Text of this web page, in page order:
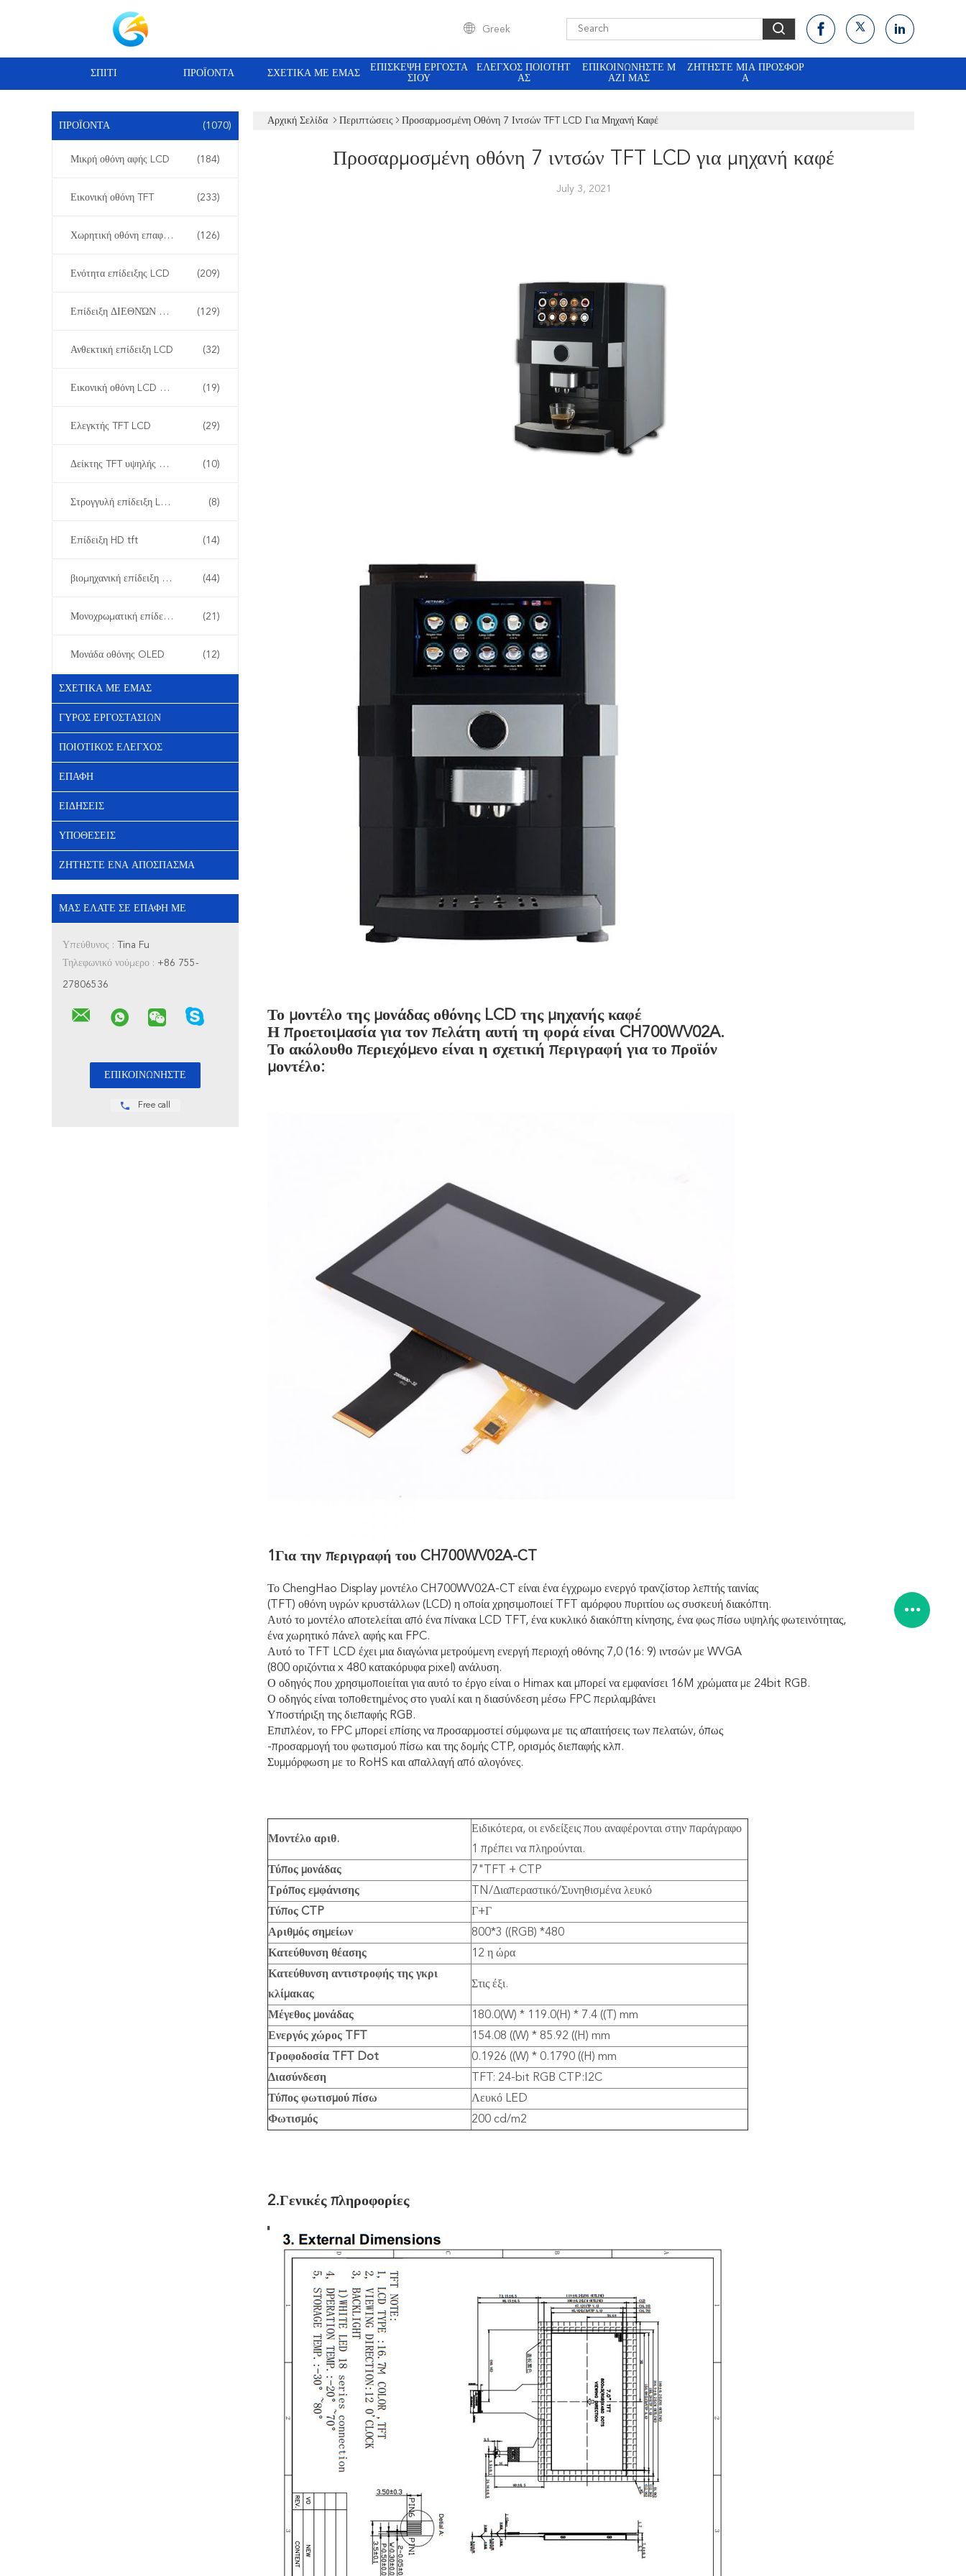
Greek
ΣΠΊΤΙ ΠΡΟΪΌΝΤΑ ΣΧΕΤΙΚΆ ΜΕ ΕΜΆΣ
ΕΠΙΣΚΕΨΉ ΕΡΓΟΣΤΑ
ΣΊΟΥ
ΈΛΕΓΧΟΣ ΠΟΙΌΤΗΤ
ΑΣ
ΕΠΙΚΟΙΝΩΝΉΣΤΕ Μ
ΑΖΊ ΜΑΣ
ΖΗΤΉΣΤΕ ΜΙΑ ΠΡΟΣΦΟΡ
Ά
ΠΡΟΪΌΝΤΑ (1070)
Μικρή οθόνη αφής LCD (184)
Εικονική οθόνη TFT (233)
Χωρητική οθόνη επαφής TFT LCD (126)
Ενότητα επίδειξης LCD (209)
Επίδειξη ΔΙΕΘΝΏΝ ΕΙΔΗΣΕΟΓΡΑΦΙΚΏΝ ΠΡΑΚΤΟΡΕΊΩΝ LCD (129)
Ανθεκτική επίδειξη LCD (32)
Εικονική οθόνη LCD TFT (19)
Ελεγκτής TFT LCD (29)
Δείκτης TFT υψηλής φωτεινότητας (10)
Στρογγυλή επίδειξη LCD (8)
Επίδειξη HD tft (14)
βιομηχανική επίδειξη LCD (44)
Μονοχρωματική επίδειξη LCD (21)
Μονάδα οθόνης OLED (12)
ΣΧΕΤΙΚΆ ΜΕ ΕΜΆΣ
ΓΎΡΟΣ ΕΡΓΟΣΤΑΣΊΩΝ
ΠΟΙΟΤΙΚΌΣ ΈΛΕΓΧΟΣ
ΕΠΑΦΉ
ΕΙΔΉΣΕΙΣ
ΥΠΟΘΈΣΕΙΣ
ΖΗΤΉΣΤΕ ΈΝΑ ΑΠΌΣΠΑΣΜΑ
ΜΑΣ ΕΛΆΤΕ ΣΕ ΕΠΑΦΉ ΜΕ
Υπεύθυνος : Tina Fu
Τηλεφωνικό νούμερο : +86 755-
27806536
Free call
Αρχική Σελίδα Περιπτώσεις Προσαρμοσμένη Οθόνη 7 Ιντσών TFT LCD Για Μηχανή Καφέ
Προσαρμοσμένη οθόνη 7 ιντσών TFT LCD για μηχανή καφέ
July 3, 2021
Το μοντέλο της μονάδας οθόνης LCD της μηχανής καφέ
Η προετοιμασία για τον πελάτη αυτή τη φορά είναι CH700WV02A.
Το ακόλουθο περιεχόμενο είναι η σχετική περιγραφή για το προϊόν
μοντέλο:
1Για την περιγραφή του CH700WV02A-CT
Το ChengHao Display μοντέλο CH700WV02A-CT είναι ένα έγχρωμο ενεργό τρανζίστορ λεπτής ταινίας
(TFT) οθόνη υγρών κρυστάλλων (LCD) η οποία χρησιμοποιεί TFT αμόρφου πυριτίου ως συσκευή διακόπτη.
Αυτό το μοντέλο αποτελείται από ένα πίνακα LCD TFT, ένα κυκλικό διακόπτη κίνησης, ένα φως πίσω υψηλής φωτεινότητας,
ένα χωρητικό πάνελ αφής και FPC.
Αυτό το TFT LCD έχει μια διαγώνια μετρούμενη ενεργή περιοχή οθόνης 7,0 (16: 9) ιντσών με WVGA
(800 οριζόντια x 480 κατακόρυφα pixel) ανάλυση.
Ο οδηγός που χρησιμοποιείται για αυτό το έργο είναι ο Himax και μπορεί να εμφανίσει 16M χρώματα με 24bit RGB.
Ο οδηγός είναι τοποθετημένος στο γυαλί και η διασύνδεση μέσω FPC περιλαμβάνει
Υποστήριξη της διεπαφής RGB.
Επιπλέον, το FPC μπορεί επίσης να προσαρμοστεί σύμφωνα με τις απαιτήσεις των πελατών, όπως
-προσαρμογή του φωτισμού πίσω και της δομής CTP, ορισμός διεπαφής κλπ.
Συμμόρφωση με το RoHS και απαλλαγή από αλογόνες.
Μοντέλο αριθ.
Ειδικότερα, οι ενδείξεις που αναφέρονται στην παράγραφο
1 πρέπει να πληρούνται.
Τύπος μονάδας
7"TFT + CTP
Τρόπος εμφάνισης
TN/Διαπεραστικό/Συνηθισμένα λευκό
Τύπος CTP
Γ+Γ
Αριθμός σημείων
800*3 ((RGB) *480
Κατεύθυνση θέασης
12 η ώρα
Κατεύθυνση αντιστροφής της γκρι
κλίμακας
Στις έξι.
Μέγεθος μονάδας
180.0(W) * 119.0(H) * 7.4 ((T) mm
Ενεργός χώρος TFT
154.08 ((W) * 85.92 ((H) mm
Τροφοδοσία TFT Dot
0.1926 ((W) * 0.1790 ((H) mm
Διασύνδεση
TFT: 24-bit RGB CTP:I2C
Τύπος φωτισμού πίσω
Λευκό LED
Φωτισμός
200 cd/m2
2.Γενικές πληροφορίες